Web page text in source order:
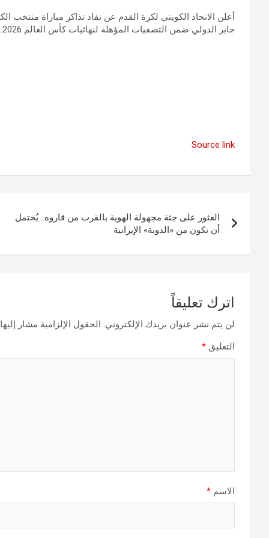
أعلن الاتحاد الكويتي لكرة القدم عن نفاد تذاكر مباراة منتخب
جابر الدولي ضمن التصفيات المؤهلة لنهائيات كأس العالم 2026.
Source link
المقالات
العثور على جثة مجهولة الهوية بالقرب من قاروه.. يُحتمل
أن تكون من «الدوبة» الإيرانية
اترك تعليقاً
لن يتم نشر عنوان بريدك الإلكتروني. الحقول الإلزامية مشار
التعليق *
الاسم *